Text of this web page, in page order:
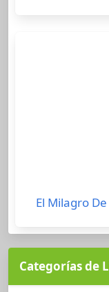
El Milagro
Categorías de